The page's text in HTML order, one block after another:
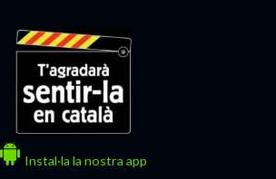
Instal·la la nostra app